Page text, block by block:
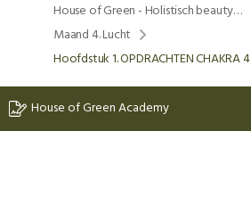
House of Green - Holistisch beauty & lifestyle program
Maand 4. Lucht
Hoofdstuk 1. OPDRACHTEN CHAKRA 4
House of Green Academy